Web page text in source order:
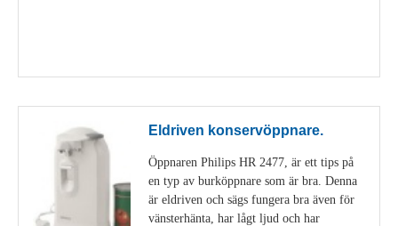
Eldriven konservöppnare.
Öppnaren Philips HR 2477, är ett tips på
en typ av burköppnare som är bra. Denna
är eldriven och sägs fungera bra även för
vänsterhänta, har lågt ljud och har